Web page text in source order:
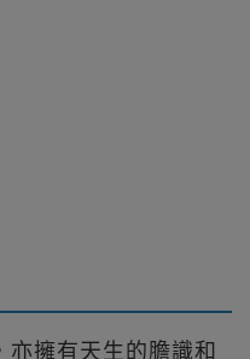
亦擁有天生的膽識和